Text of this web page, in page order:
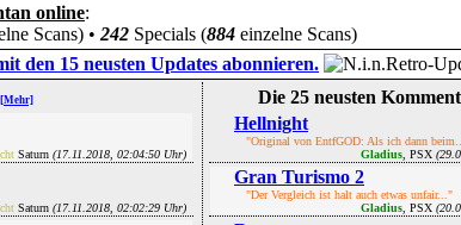
online:
Scans) • 242Specials (884einzelne Scans)
den 15 neusten Updates abonnieren.
[Mehr]
Saturn (17.11.2018, 02:04:50 Uhr)
Saturn (17.11.2018, 02:02:29 Uhr)
Die 25 neusten
Hellnight
"Original von EntfGOD: Als ich dann
Gladius , PSX
Gran Turismo 2
"Der Vergleich ist halt auch etwas unfair..."
Gladius , PSX